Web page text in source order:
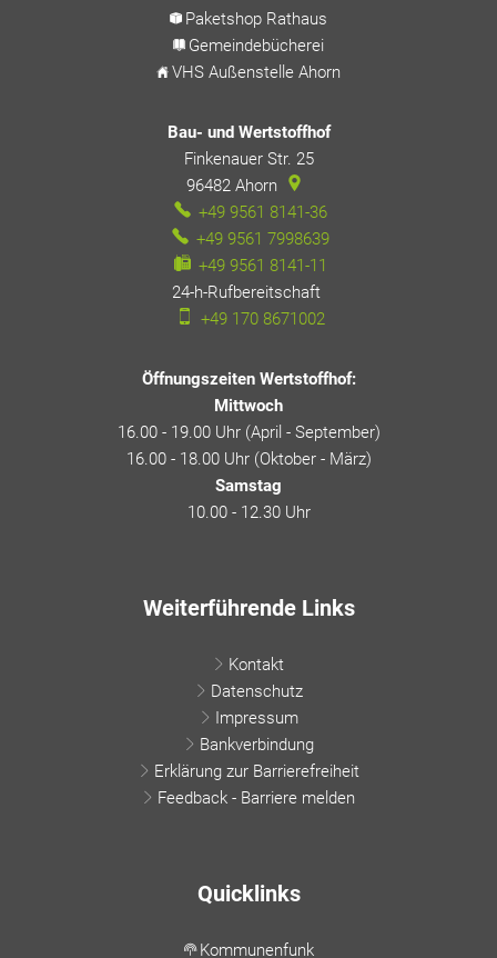
Paketshop Rathaus
Gemeindebücherei
VHS Außenstelle Ahorn
Bau- und Wertstoffhof
Finkenauer Str. 25
96482 Ahorn
+49 9561 8141-36
+49 9561 7998639
+49 9561 8141-11
24-h-Rufbereitschaft
+49 170 8671002
Öffnungszeiten Wertstoffhof:
Mittwoch
16.00 - 19.00 Uhr (April - September)
16.00 - 18.00 Uhr (Oktober - März)
Samstag
10.00 - 12.30 Uhr
Weiterführende Links
Kontakt
Datenschutz
Impressum
Bankverbindung
Erklärung zur Barrierefreiheit
Feedback - Barriere melden
Quicklinks
Kommunenfunk